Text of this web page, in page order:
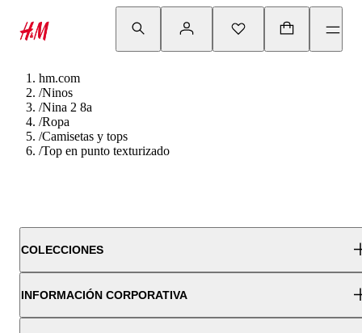
hm.com
/Ninos
/Nina 2 8a
/Ropa
/Camisetas y tops
/Top en punto texturizado
COLECCIONES
INFORMACIÓN CORPORATIVA